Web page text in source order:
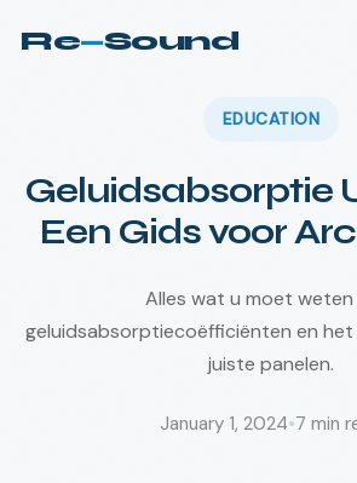
Re—Sound
EDUCATION
Geluidsabsorptie
Een Gids voor
Alles wat u moet
geluidsabsorptiecoëfficiënten en
juiste panelen.
January 1, 2024•7 min